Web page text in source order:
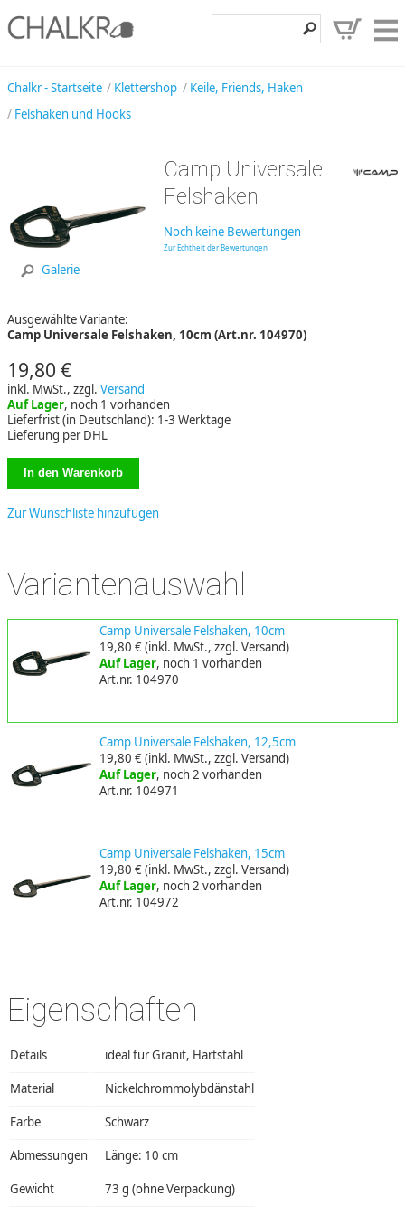
Hilfe, Kontakt
Chalkr - Startseite Klettershop
Keile, Friends, Haken
Felshaken und Hooks
Galerie
Camp Universale
Felshaken
Noch keine Bewertungen
Zur Echtheit der Bewertungen
Ausgewählte Variante:
Camp Universale Felshaken, 10cm (Art.nr. 104970)
19,80 €
inkl. MwSt., zzgl. Versand
Auf Lager, noch 1 vorhanden
Lieferfrist (in Deutschland): 1-3 Werktage
Lieferung per DHL
Zur Wunschliste hinzufügen
Variantenauswahl
Camp Universale Felshaken, 10cm
19,80 €(inkl. MwSt., zzgl. Versand)
Auf Lager, noch 1 vorhanden
Art.nr. 104970
Camp Universale Felshaken, 12,5cm
19,80 €(inkl. MwSt., zzgl. Versand)
Auf Lager, noch 2 vorhanden
Art.nr. 104971
Camp Universale Felshaken, 15cm
19,80 €(inkl. MwSt., zzgl. Versand)
Auf Lager, noch 2 vorhanden
Art.nr. 104972
Eigenschaften
Details ideal für Granit, Hartstahl
Material Nickelchrommolybdänstahl
Farbe Schwarz
Abmessungen Länge: 10 cm
Gewicht 73 g (ohne Verpackung)